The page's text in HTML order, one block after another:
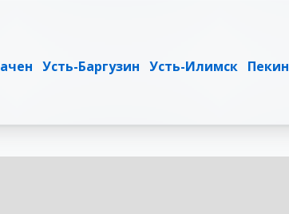
Усть-Баргузин Усть-Илимск Пекин